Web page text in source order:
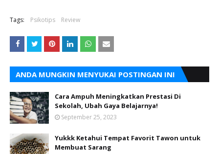
Tags: Psikotips Review
ANDA MUNGKIN MENYUKAI POSTINGAN INI
Cara Ampuh Meningkatkan Prestasi Di
Sekolah, Ubah Gaya Belajarnya!
September 25, 2023
Yukkk Ketahui Tempat Favorit Tawon untuk
Membuat Sarang